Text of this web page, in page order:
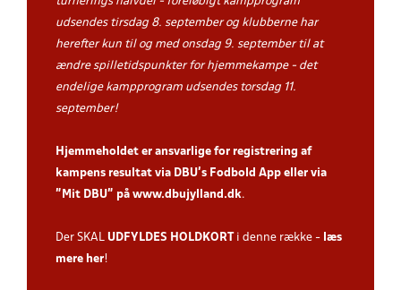
udsendes tirsdag 8. september og klubberne har
herefter kun til og med onsdag 9. september til at
ændre spilletidspunkter for hjemmekampe - det
endelige kampprogram udsendes torsdag 11.
september!
Hjemmeholdet er ansvarlige for registrering af
kampens resultat via DBU’s Fodbold App eller via
”Mit DBU” på www.dbujylland.dk.
Der SKAL UDFYLDES HOLDKORTi denne række - læs
mere her!